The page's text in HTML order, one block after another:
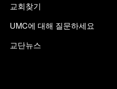
교회찾기
UMC에 대해 질문하세요
교단뉴스